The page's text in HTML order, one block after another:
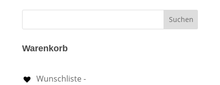
Warenkorb
Wunschliste -